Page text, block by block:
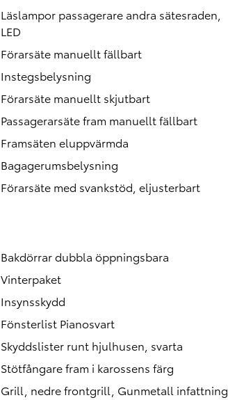
Läslampor passagerare andra sätesraden,
LED
Förarsäte manuellt fällbart
Instegsbelysning
Förarsäte manuellt skjutbart
Passagerarsäte fram manuellt fällbart
Framsäten eluppvärmda
Bagagerumsbelysning
Förarsäte med svankstöd, eljusterbart
Bakdörrar dubbla öppningsbara
Vinterpaket
Insynsskydd
Fönsterlist Pianosvart
Skyddslister runt hjulhusen, svarta
Stötfångare fram i karossens färg
Grill, nedre frontgrill, Gunmetall infattning